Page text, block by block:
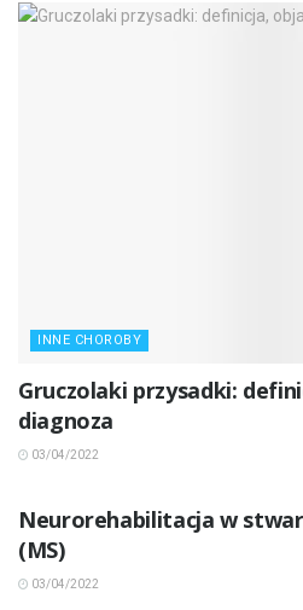
INNE CHOROBY
Gruczolaki przysadki:
diagnoza
03/04/2022
Neurorehabilitacja w
(MS)
03/04/2022